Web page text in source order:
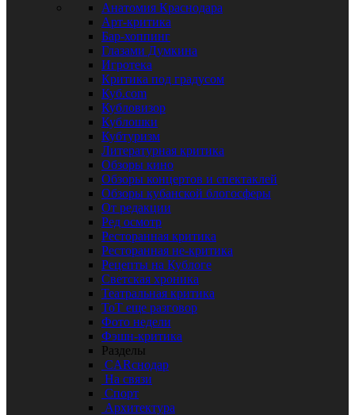
Анатомия Краснодара
Арт-критика
Бар-хоппинг
Глазами Думкина
Игротека
Критика под градусом
Куб.com
Кубловизор
Кублошки
Кубтуризм
Литературная критика
Обзоры кино
Обзоры концертов и спектаклей
Обзоры кубанской блогосферы
От редакции
Ред осмотр
Ресторанная критика
Ресторанная не-критика
Рецепты на Кублоге
Светская хроника
Театральная критика
ТоТ еще разговор
Фото недели
Фэшн-критика
Разделы
CARснодар
На связи
Спорт
Архитектура